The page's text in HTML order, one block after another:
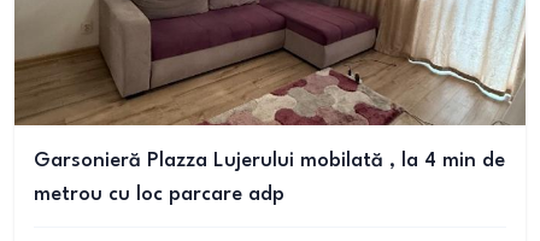
Garsonieră Plazza Lujerului mobilată , la 4 min de
metrou cu loc parcare adp